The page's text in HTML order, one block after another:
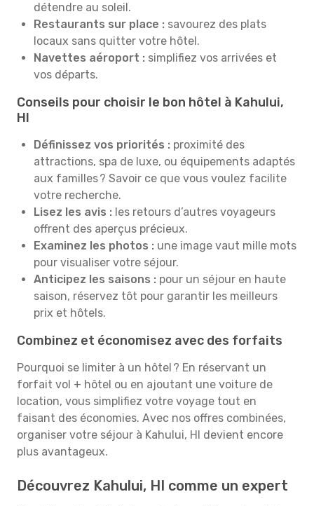
détendre au soleil.
Restaurants sur place : savourez des plats
locaux sans quitter votre hôtel.
Navettes aéroport : simplifiez vos arrivées et
vos départs.
Conseils pour choisir le bon hôtel à Kahului,
HI
Définissez vos priorités : proximité des
attractions, spa de luxe, ou équipements adaptés
aux familles ? Savoir ce que vous voulez facilite
votre recherche.
Lisez les avis : les retours d’autres voyageurs
offrent des aperçus précieux.
Examinez les photos : une image vaut mille mots
pour visualiser votre séjour.
Anticipez les saisons : pour un séjour en haute
saison, réservez tôt pour garantir les meilleurs
prix et hôtels.
Combinez et économisez avec des forfaits
Pourquoi se limiter à un hôtel ? En réservant un
forfait vol + hôtel ou en ajoutant une voiture de
location, vous simplifiez votre voyage tout en
faisant des économies. Avec nos offres combinées,
organiser votre séjour à Kahului, HI devient encore
plus avantageux.
Découvrez Kahului, HI comme un expert